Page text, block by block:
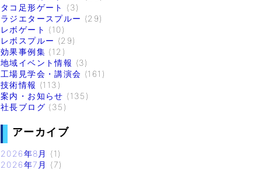
タコ足形ゲート
(3)
ラジエタースプルー (29)
レボゲート (10)
レボスプルー (29)
効果事例集 (12)
地域イベント情報 (3)
工場見学会・講演会 (161)
技術情報 (113)
案内・お知らせ (135)
社長ブログ (35)
アーカイブ
2026年8月
(1)
2026年7月
(7)